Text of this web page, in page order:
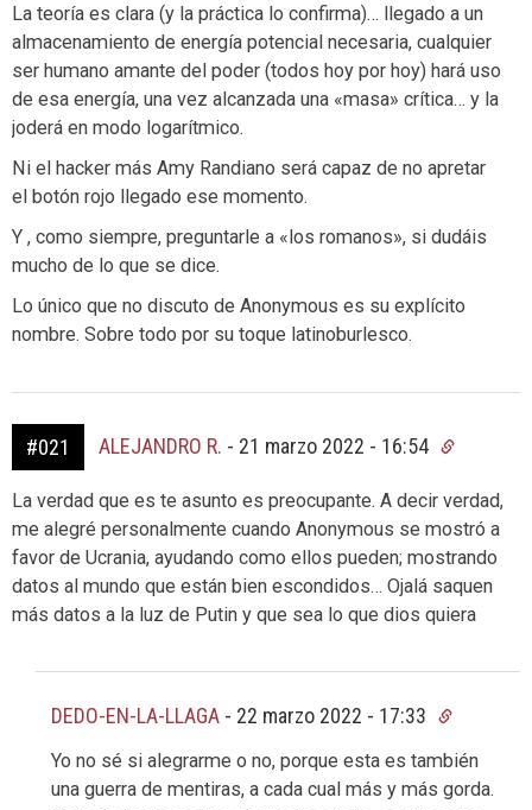
La teoría es clara (y la práctica lo confirma)… llegado a un
almacenamiento de energía potencial necesaria, cualquier
ser humano amante del poder (todos hoy por hoy) hará uso
de esa energía, una vez alcanzada una «masa» crítica… y la
joderá en modo logarítmico.
Ni el hacker más Amy Randiano será capaz de no apretar
el botón rojo llegado ese momento.
Y , como siempre, preguntarle a «los romanos», si dudáis
mucho de lo que se dice.
Lo único que no discuto de Anonymous es su explícito
nombre. Sobre todo por su toque latinoburlesco.
#021 ALEJANDRO R. - 21 marzo 2022 - 16:54
La verdad que es te asunto es preocupante. A decir verdad,
me alegré personalmente cuando Anonymous se mostró a
favor de Ucrania, ayudando como ellos pueden; mostrando
datos al mundo que están bien escondidos… Ojalá saquen
más datos a la luz de Putin y que sea lo que dios quiera
DEDO-EN-LA-LLAGA - 22 marzo 2022 - 17:33
Yo no sé si alegrarme o no, porque esta es también
una guerra de mentiras, a cada cual más y más gorda.